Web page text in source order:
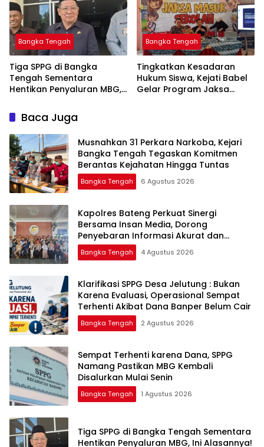
Bangka Tengah
‎Tiga SPPG di Bangka
Tengah Sementara
Hentikan Penyaluran MBG,
Bangka Tengah
Tingkatkan Kesadaran
Hukum Siswa, Kejati Babel
Gelar Program Jaksa
Baca Juga
Musnahkan 31 Perkara Narkoba, Kejari
Bangka Tengah Tegaskan Komitmen
Berantas Kejahatan Hingga Tuntas
Bangka Tengah 6 Agustus 2026
‎Kapolres Bateng Perkuat Sinergi
Bersama Insan Media, Dorong
Penyebaran Informasi Akurat dan
Layanan Polri 110
Bangka Tengah 4 Agustus 2026
‎Klarifikasi SPPG Desa Jelutung : Bukan
Karena Evaluasi, Operasional Sempat
Terhenti Akibat Dana Banper Belum Cair
Bangka Tengah 2 Agustus 2026
‎Sempat Terhenti karena Dana, SPPG
Namang Pastikan MBG Kembali
Disalurkan Mulai Senin
Bangka Tengah 1 Agustus 2026
‎Tiga SPPG di Bangka Tengah Sementara